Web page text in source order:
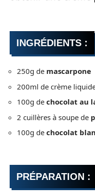
INGRÉDIENTS :
250g de mascarpone
200ml de crème
100g de chocolat au
2 cuillères à soupe de
100g de chocolat
PRÉPARATION :